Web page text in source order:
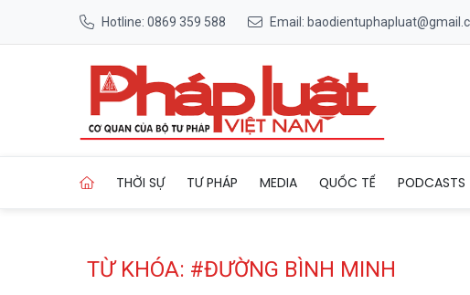
Hotline: 0869 359 588 Email:
THỜI SỰ TƯ PHÁP MEDIA QUỐC TẾ PODCASTS
TỪ KHÓA: #ĐƯỜNG BÌNH MINH